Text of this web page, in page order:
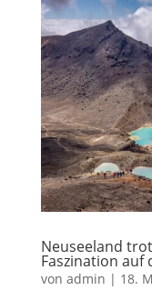
Neuseeland
Faszination auf
von admin | 18.